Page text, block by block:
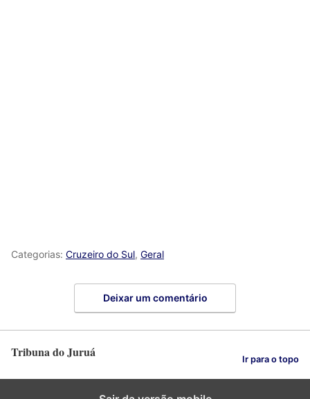
Categorias: Cruzeiro do Sul, Geral
Deixar um comentário
Tribuna do Juruá Ir para o topo